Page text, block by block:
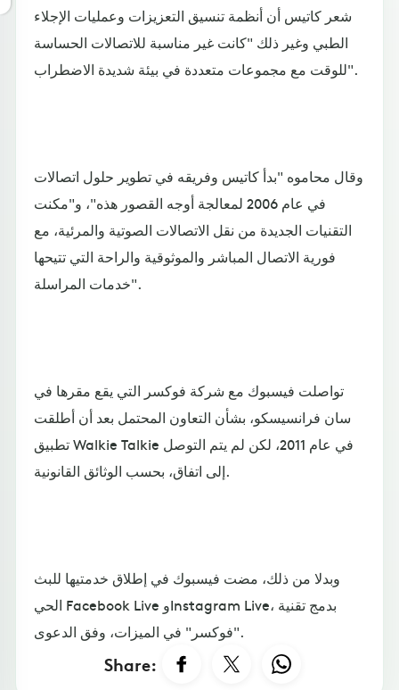
شعر كاتيس أن أنظمة تنسيق التعزيزات وعمليات الإجلاء
الطبي وغير ذلك "كانت غير مناسبة للاتصالات الحساسة
للوقت مع مجموعات متعددة في بيئة شديدة الاضطراب".
وقال محاموه "بدأ كاتيس وفريقه في تطوير حلول اتصالات
في عام 2006 لمعالجة أوجه القصور هذه"، و"مكنت
التقنيات الجديدة من نقل الاتصالات الصوتية والمرئية، مع
فورية الاتصال المباشر والموثوقية والراحة التي تتيحها
خدمات المراسلة".
تواصلت فيسبوك مع شركة فوكسر التي يقع مقرها في
سان فرانسيسكو، بشأن التعاون المحتمل بعد أن أطلقت
تطبيق Walkie Talkie في عام 2011، لكن لم يتم التوصل
إلى اتفاق، بحسب الوثائق القانونية.
وبدلا من ذلك، مضت فيسبوك في إطلاق خدمتيها للبث
الحي Facebook Live وInstagram Live، بدمج تقنية
"فوكسر" في الميزات، وفق الدعوى.
Share: